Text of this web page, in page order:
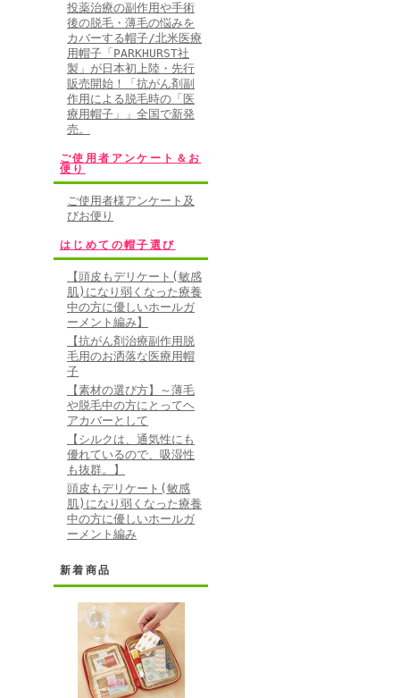
投薬治療の副作用や手術
後の脱毛・薄毛の悩みを
カバーする帽子/北米医療
用帽子「PARKHURST社
製」が日本初上陸・先行
販売開始！「抗がん剤副
作用による脱毛時の「医
療用帽子」」全国で新発
売。
ご使用者アンケート＆お
便り
ご使用者様アンケート及
びお便り
はじめての帽子選び
【頭皮もデリケート(敏感
肌)になり弱くなった療養
中の方に優しいホールガ
ーメント編み】
【抗がん剤治療副作用脱
毛用のお洒落な医療用帽
子
【素材の選び方】～薄毛
や脱毛中の方にとってヘ
アカバーとして
【シルクは、通気性にも
優れているので、吸湿性
も抜群。】
頭皮もデリケート(敏感
肌)になり弱くなった療養
中の方に優しいホールガ
ーメント編み
新着商品